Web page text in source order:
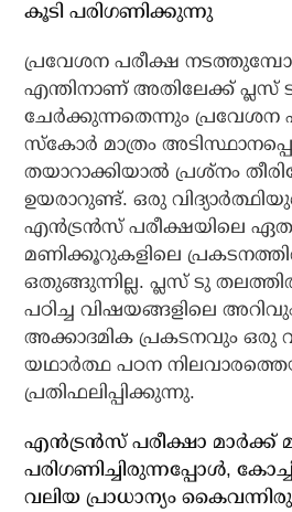
കൂടി പരിഗണിക്കുന്നു
പ്രവേശന പരീക്ഷ
എന്തിനാണ് അതിലേക്ക് പ്ലസ്
ചേർക്കുന്നതെന്നും പ്രവേശന
സ്കോർ മാത്രം
തയാറാക്കിയാൽ പ്രശ്നം
ഉയരാറുണ്ട്. ഒരു
എൻട്രൻസ് പരീക്ഷയിലെ
മണിക്കൂറുകളിലെ
ഒതുങ്ങുന്നില്ല. പ്ലസ് ടു
പഠിച്ച വിഷയങ്ങളിലെ
അക്കാദമിക പ്രകടനവും ഒരു
യഥാർത്ഥ പഠന
പ്രതിഫലിപ്പിക്കുന്നു.
എൻട്രൻസ് പരീക്ഷാ മാർക്ക്
പരിഗണിച്ചിരുന്നപ്പോൾ,
വലിയ പ്രാധാന്യം